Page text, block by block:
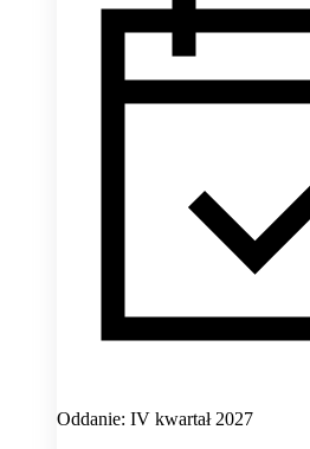
Oddanie: IV kwartał 2027